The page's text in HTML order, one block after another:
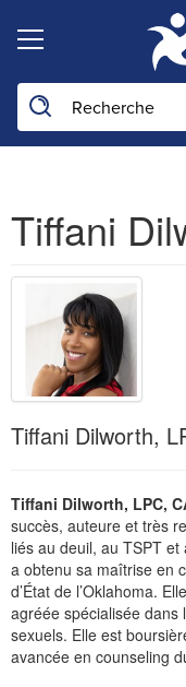
Tiffani
Tiffani Dilworth,
Tiffani Dilworth, LPC,
succès, auteure et très
liés au deuil, au TSPT
a obtenu sa maîtrise en
d’État de l’Oklahoma.
agréée spécialisée dans
sexuels. Elle est
avancée en counseling